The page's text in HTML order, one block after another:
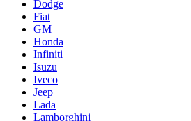
Dodge
Fiat
GM
Honda
Infiniti
Isuzu
Iveco
Jeep
Lada
Lamborghini